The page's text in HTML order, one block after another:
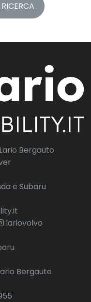
Bergauto
e Subaru
lariovolvo
Bergauto